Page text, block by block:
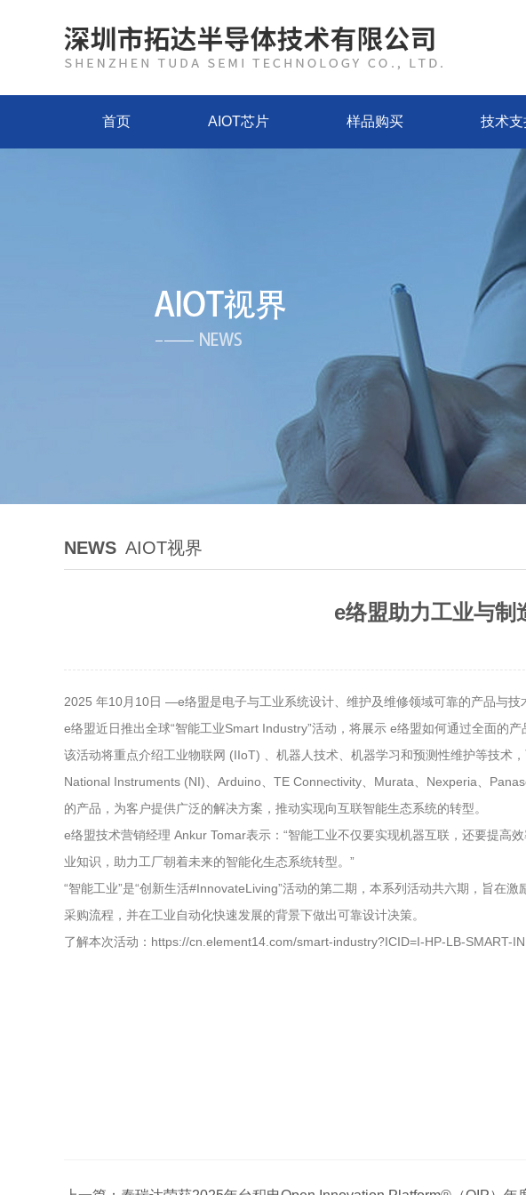
首页 AIOT芯片 样品购买 技术支
NEWS AIOT视界
e络盟助力工业与
2025 年10月10日 —e络盟是电子与工业系统设计、维护及维修领域可靠的产品与
e络盟近日推出全球“智能工业Smart Industry”活动，将展示 e络盟如何通过全面的
该活动将重点介绍工业物联网 (IIoT) 、机器人技术、机器学习和预测性维护等技术
National Instruments (NI)、Arduino、TE Connectivity、Murata、Nexperia、
的产品，为客户提供广泛的解决方案，推动实现向互联智能生态系统的转型。
e络盟技术营销经理 Ankur Tomar表示：“智能工业不仅要实现机器互联，还要提
业知识，助力工厂朝着未来的智能化生态系统转型。”
“智能工业”是“创新生活#InnovateLiving”活动的第二期，本系列活动共六期，旨在
采购流程，并在工业自动化快速发展的背景下做出可靠设计决策。
了解本次活动：https://cn.element14.com/smart-industry?ICID=I-HP-LB-SMART-